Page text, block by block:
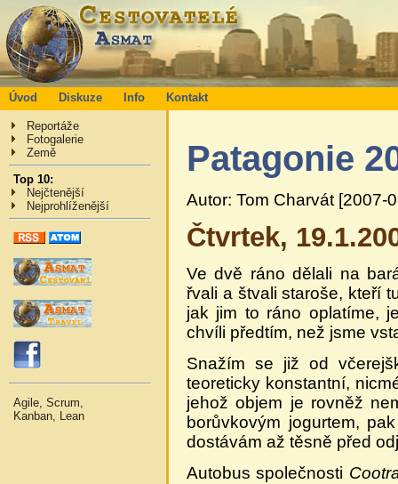
Úvod Diskuze Info Kontakt
Reportáže
Fotogalerie
Země
Top 10:
Nejčtenější
Nejprohlíženější
Agile, Scrum,
Kanban, Lean
Patagonie
Autor: Tom Charvát [2007-
Čtvrtek,
Ve dvě ráno dělali na
řvali a štvali staroše, kteří
jak jim to ráno oplatíme,
chvíli předtím, než jsme
Snažím se již od
teoreticky konstantní,
jehož objem je rovněž
borůvkovým jogurtem,
dostávám až těsně před
Autobus společnosti